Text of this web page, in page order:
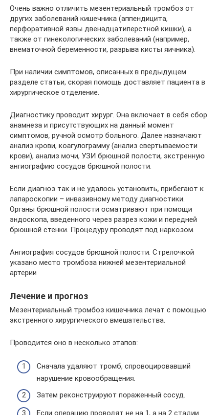
Очень важно отличить мезентериальный тромбоз от
других заболеваний кишечника (аппендицита,
перфоративной язвы двенадцатиперстной кишки), а
также от гинекологических заболеваний (например,
внематочной беременности, разрыва кисты яичника).
При наличии симптомов, описанных в предыдущем
разделе статьи, скорая помощь доставляет пациента в
хирургическое отделение.
Диагностику проводит хирург. Она включает в себя сбор
анамнеза и присутствующих на данный момент
симптомов, ручной осмотр больного. Далее назначают
анализ крови, коагулограмму (анализ свертываемости
крови), анализ мочи, УЗИ брюшной полости, экстренную
ангиографию сосудов брюшной полости.
Если диагноз так и не удалось установить, прибегают к
лапароскопии – инвазивному методу диагностики.
Органы брюшной полости осматривают при помощи
эндоскопа, введенного через разрез кожи и передней
брюшной стенки. Процедуру проводят под наркозом.
Ангиография сосудов брюшной полости. Стрелочкой
указано место тромбоза нижней мезентериальной
артерии
Лечение и прогноз
Мезентериальный тромбоз кишечника лечат с помощью
экстренного хирургического вмешательства.
Проводится оно в несколько этапов:
Сначала удаляют тромб, спровоцировавший
нарушение кровообращения.
Затем реконструируют пораженный сосуд.
Если операцию проводят не на 1, а на 2 стадии